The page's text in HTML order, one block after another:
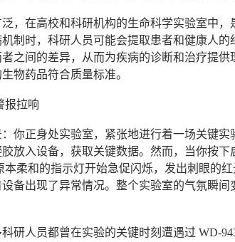
，在高校和科研机构的生命科学实验室中
制时，科研人员可能会提取患者和健康人
之间的差异，从而为疾病的诊断和治疗提
物药品符合质量标准。
报拉响
你正身处实验室，紧张地进行着一场关键
放入设备，获取关键数据。然而，当你按
柔和的指示灯开始急促闪烁，发出刺眼的
备出现了异常情况。整个实验室的气氛瞬
研人员都曾在实验的关键时刻遭遇过 WD-